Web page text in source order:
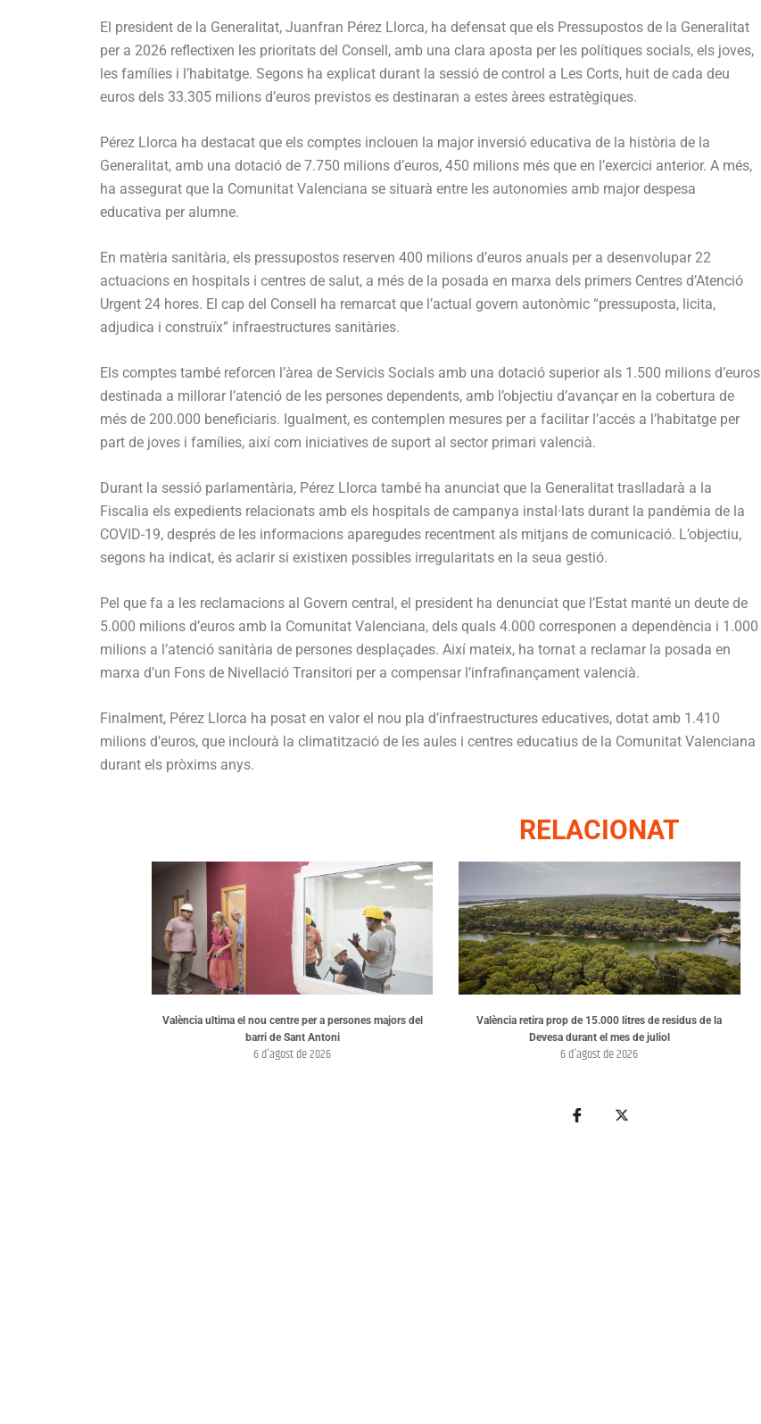
El president de la Generalitat, Juanfran Pérez Llorca, ha defensat que els Pressupostos de la Generalitat
per a 2026 reflectixen les prioritats del Consell, amb una clara aposta per les polítiques socials, els joves,
les famílies i l’habitatge. Segons ha explicat durant la sessió de control a Les Corts, huit de cada deu
euros dels 33.305 milions d’euros previstos es destinaran a estes àrees estratègiques.
Pérez Llorca ha destacat que els comptes inclouen la major inversió educativa de la història de la
Generalitat, amb una dotació de 7.750 milions d’euros, 450 milions més que en l’exercici anterior. A més,
ha assegurat que la Comunitat Valenciana se situarà entre les autonomies amb major despesa
educativa per alumne.
En matèria sanitària, els pressupostos reserven 400 milions d’euros anuals per a desenvolupar 22
actuacions en hospitals i centres de salut, a més de la posada en marxa dels primers Centres d’Atenció
Urgent 24 hores. El cap del Consell ha remarcat que l’actual govern autonòmic “pressuposta, licita,
adjudica i construïx” infraestructures sanitàries.
Els comptes també reforcen l’àrea de Servicis Socials amb una dotació superior als 1.500 milions d’euros
destinada a millorar l’atenció de les persones dependents, amb l’objectiu d’avançar en la cobertura de
més de 200.000 beneficiaris. Igualment, es contemplen mesures per a facilitar l’accés a l’habitatge per
part de joves i famílies, així com iniciatives de suport al sector primari valencià.
Durant la sessió parlamentària, Pérez Llorca també ha anunciat que la Generalitat traslladarà a la
Fiscalia els expedients relacionats amb els hospitals de campanya instal·lats durant la pandèmia de la
COVID-19, després de les informacions aparegudes recentment als mitjans de comunicació. L’objectiu,
segons ha indicat, és aclarir si existixen possibles irregularitats en la seua gestió.
Pel que fa a les reclamacions al Govern central, el president ha denunciat que l’Estat manté un deute de
5.000 milions d’euros amb la Comunitat Valenciana, dels quals 4.000 corresponen a dependència i 1.000
milions a l’atenció sanitària de persones desplaçades. Així mateix, ha tornat a reclamar la posada en
marxa d’un Fons de Nivellació Transitori per a compensar l’infrafinançament valencià.
Finalment, Pérez Llorca ha posat en valor el nou pla d’infraestructures educatives, dotat amb 1.410
milions d’euros, que inclourà la climatització de les aules i centres educatius de la Comunitat Valenciana
durant els pròxims anys.
RELACIONAT
València ultima el nou centre per a persones majors del
barri de Sant Antoni
6 d'agost de 2026
València retira prop de 15.000 litres de residus de la
Devesa durant el mes de juliol
6 d'agost de 2026